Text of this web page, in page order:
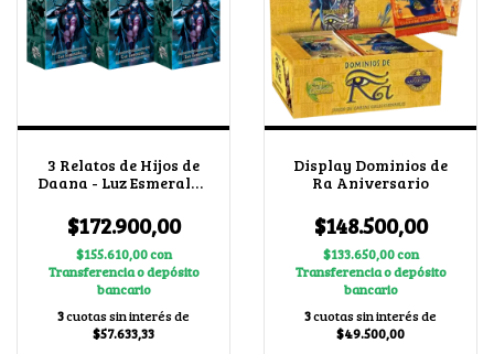
3 Relatos de Hijos de
Daana - Luz Esmeralda
azar
$172.900,00
$155.610,00con
Transferencia o depósito
bancario
3cuotas sin interés de
$57.633,33
Display Dominios de
Ra Aniversario
$148.500,00
$133.650,00con
Transferencia o depósito
bancario
3cuotas sin interés de
$49.500,00